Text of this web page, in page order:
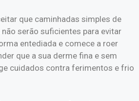
que caminhadas simples de
serão suficientes para evitar
entediada e comece a roer
que a sua derme fina e sem
cuidados contra ferimentos e frio